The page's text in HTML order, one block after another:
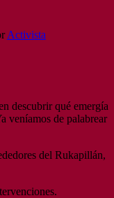
Activista
descubrir qué emergía
veníamos de palabrear
del Rukapillán,